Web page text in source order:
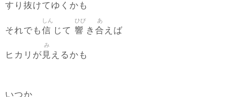
すり 抜けてゆくかも
それでも信
しん
じて 響
ひび
き 合
あ
えば
ヒカリが 見
み
えるかも
いつか